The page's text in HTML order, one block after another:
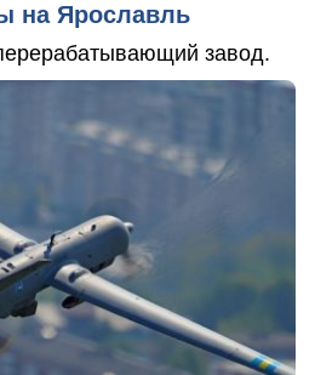
на Ярославль
завод.